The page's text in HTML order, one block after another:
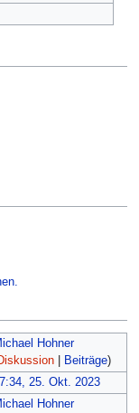
Hohner
| Beiträge)
25. Okt. 2023
Hohner